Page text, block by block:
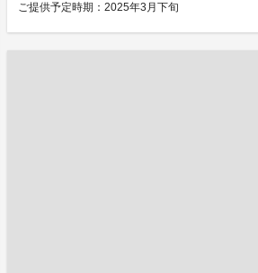
ご提供予定時期：2025年3月下旬